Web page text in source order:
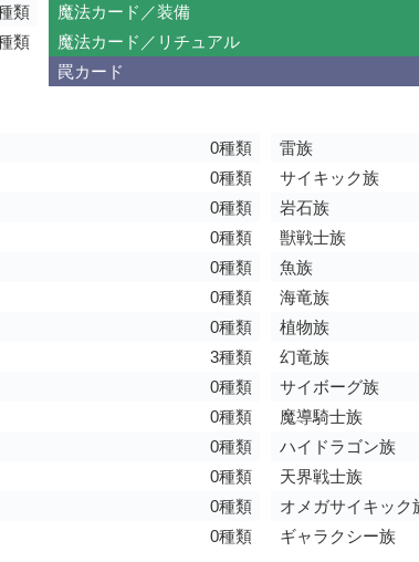
類
類
魔法カード／装備
魔法カード／リチュアル
罠カード
0種類
0種類
0種類
0種類
0種類
0種類
0種類
3種類
0種類
0種類
0種類
0種類
0種類
0種類
雷族
サイキック族
岩石族
獣戦士族
魚族
海竜族
植物族
幻竜族
サイボーグ族
魔導騎士族
ハイドラゴン族
天界戦士族
オメガサイキック
ギャラクシー族